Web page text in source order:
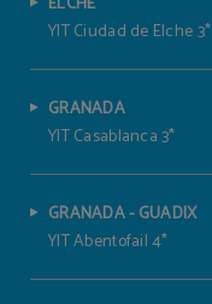
YIT Ciudad de Elche 3*
GRANADA
YIT Casablanca 3*
GRANADA - GUADIX
YIT Abentofail 4*